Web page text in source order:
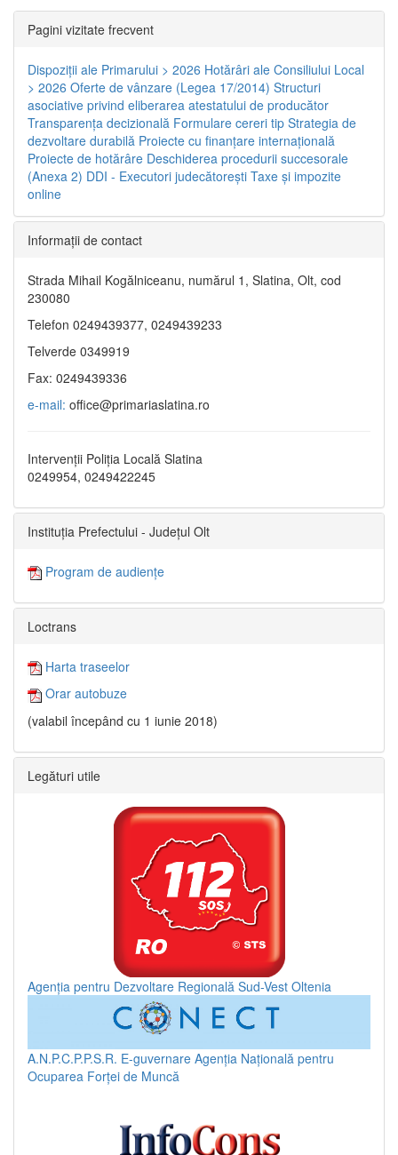
Pagini vizitate frecvent
Dispoziţii ale Primarului > 2026 Hotărâri ale Consiliului Local
> 2026 Oferte de vânzare (Legea 17/2014) Structuri
asociative privind eliberarea atestatului de producător
Transparenţa decizională Formulare cereri tip Strategia de
dezvoltare durabilă Proiecte cu finanţare internaţională
Proiecte de hotărâre Deschiderea procedurii succesorale
(Anexa 2) DDI - Executori judecătorești Taxe şi impozite
online
Informaţii de contact
Strada Mihail Kogălniceanu, numărul 1, Slatina, Olt, cod
230080
Telefon 0249439377, 0249439233
Telverde 0349919
Fax: 0249439336
e-mail: office@primariaslatina.ro
Intervenții Poliția Locală Slatina
0249954, 0249422245
Instituția Prefectului - Județul Olt
Program de audiențe
Loctrans
Harta traseelor
Orar autobuze
(valabil începând cu 1 iunie 2018)
Legături utile
Agenția pentru Dezvoltare Regională Sud-Vest Oltenia
A.N.P.C.P.P.S.R. E-guvernare Agenția Națională pentru
Ocuparea Forței de Muncă